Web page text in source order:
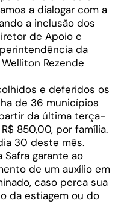
a dialogar com a
a inclusão dos
de Apoio e
da
Rezende
e deferidos os
de 36 municípios
da última terça-
850,00, por família.
30 deste mês.
garante ao
de um auxílio em
caso perca sua
da estiagem ou do